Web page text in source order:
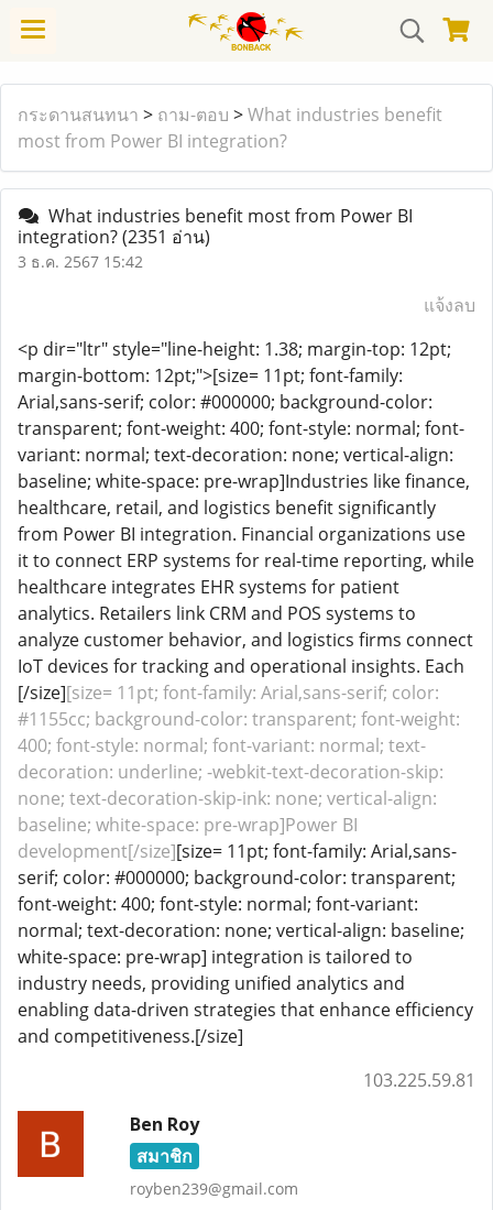
กระดานสนทนา > ถาม-ตอบ >What industries benefit
most from Power BI integration?
What industries benefit most from Power BI
integration?(2351 อ่าน)
3 ธ.ค. 2567 15:42
แจ้งลบ
<p dir="ltr" style="line-height: 1.38; margin-top: 12pt;
margin-bottom: 12pt;">[size= 11pt; font-family:
Arial,sans-serif; color: #000000; background-color:
transparent; font-weight: 400; font-style: normal; font-
variant: normal; text-decoration: none; vertical-align:
baseline; white-space: pre-wrap]Industries like finance,
healthcare, retail, and logistics benefit significantly
from Power BI integration. Financial organizations use
it to connect ERP systems for real-time reporting, while
healthcare integrates EHR systems for patient
analytics. Retailers link CRM and POS systems to
analyze customer behavior, and logistics firms connect
IoT devices for tracking and operational insights. Each
[/size][size= 11pt; font-family: Arial,sans-serif; color:
#1155cc; background-color: transparent; font-weight:
400; font-style: normal; font-variant: normal; text-
decoration: underline; -webkit-text-decoration-skip:
none; text-decoration-skip-ink: none; vertical-align:
baseline; white-space: pre-wrap]Power BI
development[/size][size= 11pt; font-family: Arial,sans-
serif; color: #000000; background-color: transparent;
font-weight: 400; font-style: normal; font-variant:
normal; text-decoration: none; vertical-align: baseline;
white-space: pre-wrap] integration is tailored to
industry needs, providing unified analytics and
enabling data-driven strategies that enhance efficiency
and competitiveness.[/size]
103.225.59.81
Ben Roy
สมาชิก
royben239@gmail.com